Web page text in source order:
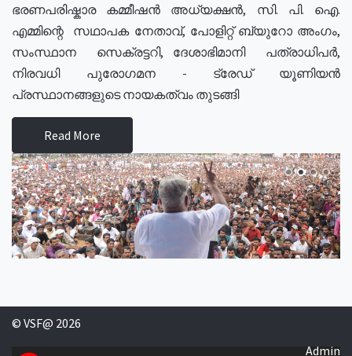
ഭരണപരിഷ്കാര കമ്മീഷൻ അധ്യക്ഷൻ, സി. പി. ഐ.
എമ്മിന്റെ സഥാപക നേതാവ്, പോളിറ്റ് ബ്യുറോ അംഗം,
സംസ്ഥാന സെക്രട്ടറി, ദേശാഭിമാനി പത്രാധിപർ,
നിരവധി പുരോഗമന - ട്രേഡ് യൂണിയൻ
പ്രസ്ഥാനങ്ങളുടെ നായകത്വം തുടങ്ങി
Read More
© VSF@ 2026
Admin